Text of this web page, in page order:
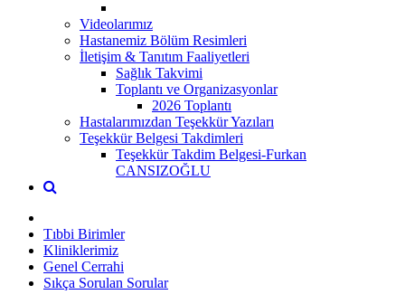
Videolarımız
Hastanemiz Bölüm Resimleri
İletişim & Tanıtım Faaliyetleri
Sağlık Takvimi
Toplantı ve Organizasyonlar
2026 Toplantı
Hastalarımızdan Teşekkür Yazıları
Teşekkür Belgesi Takdimleri
Teşekkür Takdim Belgesi-Furkan
CANSIZOĞLU
Tıbbi Birimler
Kliniklerimiz
Genel Cerrahi
Sıkça Sorulan Sorular